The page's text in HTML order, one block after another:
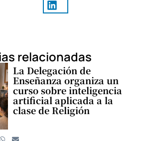
relacionadas
La Delegación de
Enseñanza organiza un
curso sobre inteligencia
artificial aplicada a la
clase de Religión